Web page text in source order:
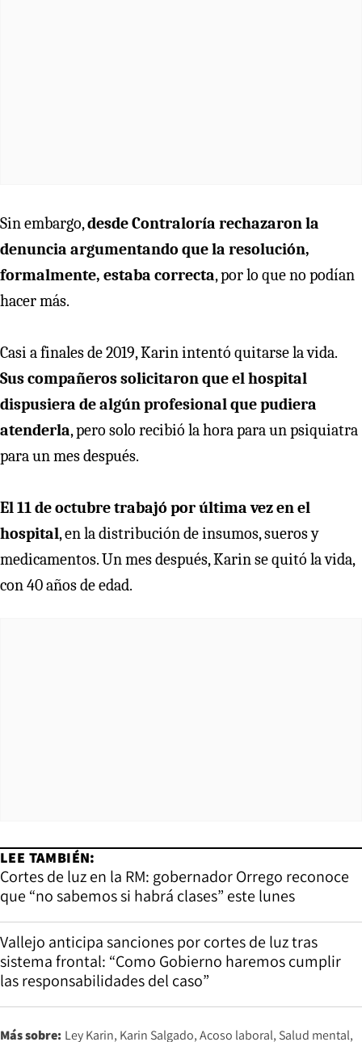
Sin embargo,desde Contraloría rechazaron la
denuncia argumentando que la resolución,
formalmente, estaba correcta, por lo que no podían
hacer más.
Casi a finales de 2019, Karin intentó quitarse la vida.
Sus compañeros solicitaron que el hospital
dispusiera de algún profesional que pudiera
atenderla, pero solo recibió la hora para un psiquiatra
para un mes después.
El 11 de octubre trabajó por última vez en el
hospital, en la distribución de insumos, sueros y
medicamentos. Un mes después, Karin se quitó la vida,
con 40 años de edad.
LEE TAMBIÉN:
Cortes de luz en la RM: gobernador Orrego reconoce
que “no sabemos si habrá clases” este lunes
Vallejo anticipa sanciones por cortes de luz tras
sistema frontal: “Como Gobierno haremos cumplir
las responsabilidades del caso”
Más sobre: Ley Karin Karin Salgado Acoso laboral Salud mental